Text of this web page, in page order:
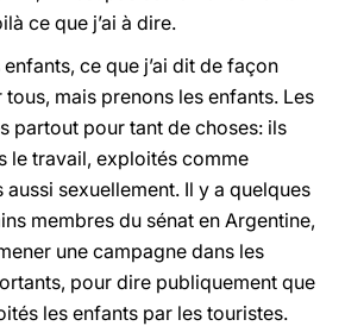
ce que j’ai à dire.
enfants, ce que j’ai dit de façon
mais prenons les enfants. Les
partout pour tant de choses: ils
le travail, exploités comme
sexuellement. Il y a quelques
membres du sénat en Argentine,
une campagne dans les
pour dire publiquement que
les enfants par les touristes.